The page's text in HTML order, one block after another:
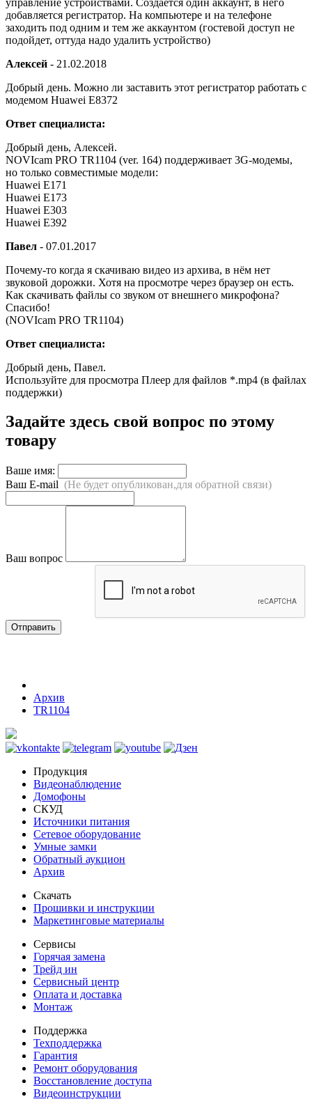
добавляется регистратор. На компьютере и на телефоне
заходить под одним и тем же аккаунтом (гостевой доступ не
подойдет, оттуда надо удалить устройство)
Алексей - 21.02.2018
Добрый день. Можно ли заставить этот регистратор работать с
модемом Huawei E8372
Ответ специалиста:
Добрый день, Алексей.
NOVIcam PRO TR1104 (ver. 164) поддерживает 3G-модемы,
но только совместимые модели:
Huawei E171
Huawei E173
Huawei E303
Huawei E392
Павел - 07.01.2017
Почему-то когда я скачиваю видео из архива, в нём нет
звуковой дорожки. Хотя на просмотре через браузер он есть.
Как скачивать файлы со звуком от внешнего микрофона?
Спасибо!
(NOVIcam PRO TR1104)
Ответ специалиста:
Добрый день, Павел.
Используйте для просмотра Плеер для файлов *.mp4 (в файлах
поддержки)
Задайте здесь свой вопрос по этому
товару
Ваше имя:
Ваш E-mail (Не будет опубликован,для обратной связи)
Ваш вопрос
Отправить
Архив
TR1104
Продукция
Видеонаблюдение
Домофоны
СКУД
Источники питания
Сетевое оборудование
Умные замки
Обратный аукцион
Архив
Скачать
Прошивки и инструкции
Маркетинговые материалы
Сервисы
Горячая замена
Трейд ин
Сервисный центр
Оплата и доставка
Монтаж
Поддержка
Техподдержка
Гарантия
Ремонт оборудования
Восстановление доступа
Видеоинструкции